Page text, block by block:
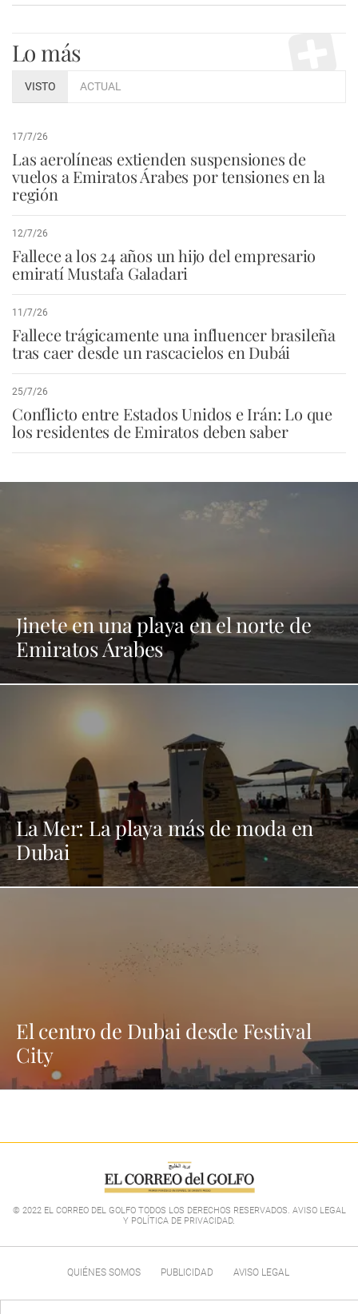
Lo más
VISTO ACTUAL
17/7/26
Las aerolíneas extienden suspensiones de
vuelos a Emiratos Árabes por tensiones en la
región
12/7/26
Fallece a los 24 años un hijo del empresario
emiratí Mustafa Galadari
11/7/26
Fallece trágicamente una influencer brasileña
tras caer desde un rascacielos en Dubái
25/7/26
Conflicto entre Estados Unidos e Irán: Lo que
los residentes de Emiratos deben saber
Jinete en una playa en el norte de
Emiratos Árabes
La Mer: La playa más de moda en
Dubai
El centro de Dubai desde Festival
City
© 2022 EL CORREO DEL GOLFO TODOS LOS DERECHOS RESERVADOS. AVISO LEGAL
Y POLÍTICA DE PRIVACIDAD.
QUIÉNES SOMOS PUBLICIDAD AVISO LEGAL